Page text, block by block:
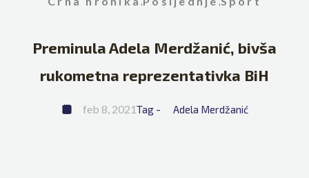
Preminula Adela Merdžanić, bivša
rukometna reprezentativka BiH
feb 8, 2021Tag - Adela Merdžanić